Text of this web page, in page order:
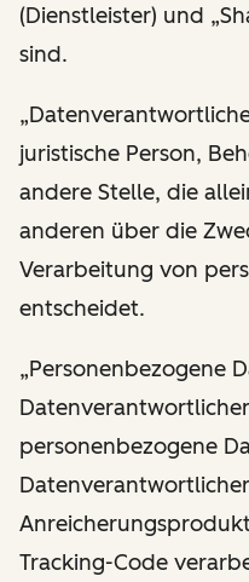
(Dienstleister) und
sind.
juristische Person,
andere Stelle, die
anderen über die
Verarbeitung von
entscheidet.
„Personenbezogene
personenbezogene
Tracking-Code